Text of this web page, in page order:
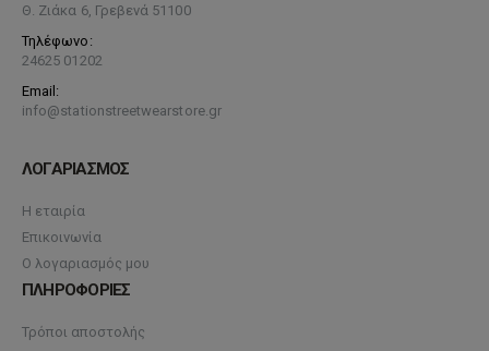
Θ. Ζιάκα 6, Γρεβενά 51100
Τηλέφωνο:
24625 01202
Email:
info@stationstreetwearstore.gr
ΛΟΓΑΡΙΑΣΜΟΣ
Η εταιρία
Επικοινωνία
Ο λογαριασμός μου
ΠΛΗΡΟΦΟΡΙΕΣ
Τρόποι αποστολής